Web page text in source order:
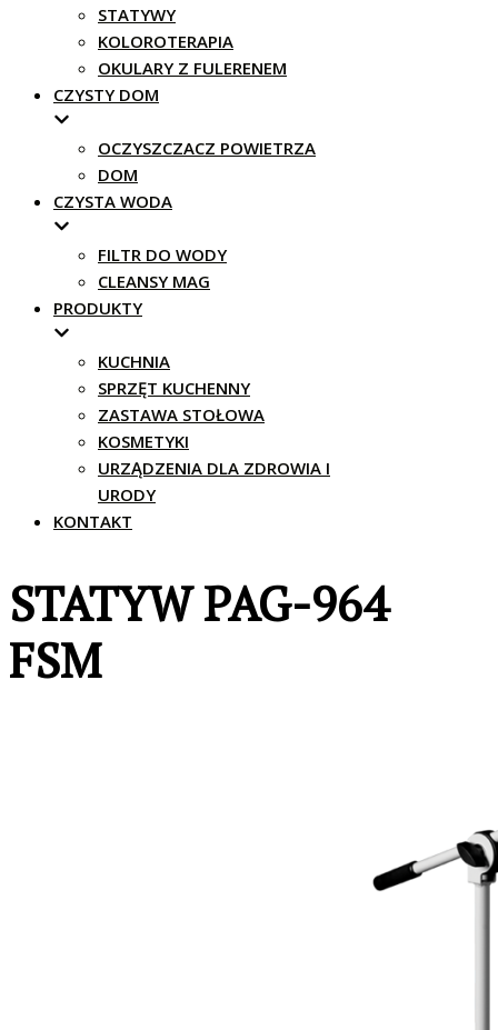
STATYWY
KOLOROTERAPIA
OKULARY Z FULERENEM
CZYSTY DOM
OCZYSZCZACZ POWIETRZA
DOM
CZYSTA WODA
FILTR DO WODY
CLEANSY MAG
PRODUKTY
KUCHNIA
SPRZĘT KUCHENNY
ZASTAWA STOŁOWA
KOSMETYKI
URZĄDZENIA DLA ZDROWIA I
URODY
KONTAKT
STATYW PAG-964
FSM